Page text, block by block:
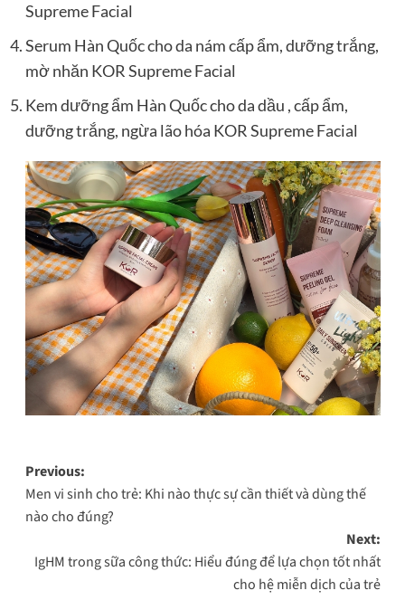
Supreme Facial
Serum Hàn Quốc cho da nám cấp ẩm, dưỡng trắng,
mờ nhăn KOR Supreme Facial
Kem dưỡng ẩm Hàn Quốc cho da dầu , cấp ẩm,
dưỡng trắng, ngừa lão hóa KOR Supreme Facial
Post
navigation
Previous:
Men vi sinh cho trẻ: Khi nào thực sự cần thiết và dùng thế
nào cho đúng?
Next:
IgHM trong sữa công thức: Hiểu đúng để lựa chọn tốt nhất
cho hệ miễn dịch của trẻ